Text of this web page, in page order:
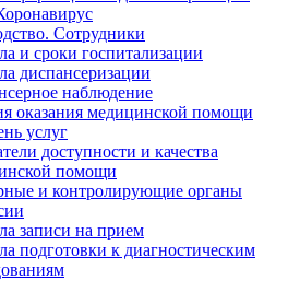
Сотрудники
и сроки госпитализации
диспансеризации
наблюдение
оказания медицинской помощи
услуг
доступности и качества
помощи
и контролирующие органы
записи на прием
подготовки к диагностическим